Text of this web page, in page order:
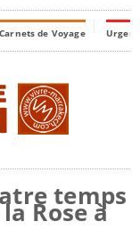
de Voyage
temps
Rose à